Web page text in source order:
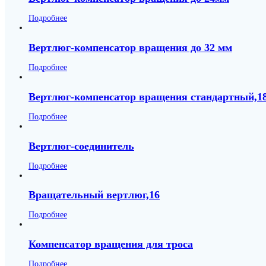
Подробнее
Вертлюг-компенсатор вращения до 32 мм
Подробнее
Вертлюг-компенсатор вращения
Подробнее
Вертлюг-соединитель
Подробнее
Вращательный вертлюг,16
Подробнее
Компенсатор вращения для троса
Подробнее